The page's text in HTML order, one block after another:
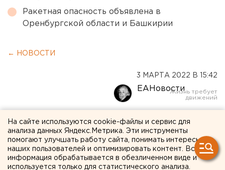
Ракетная опасность объявлена в
Оренбургской области и Башкирии
← НОВОСТИ
3 МАРТА 2022 В 15:42
ЕАНовости
В МВД России
предупредили об
ответственности за
На сайте используются cookie-файлы и сервис для
анализа данных Яндекс.Метрика. Эти инструменты
помогают улучшать работу сайта, понимать интересы
наших пользователей и оптимизировать контент. Вся
информация обрабатывается в обезличенном виде и
используется только для статистического анализа.